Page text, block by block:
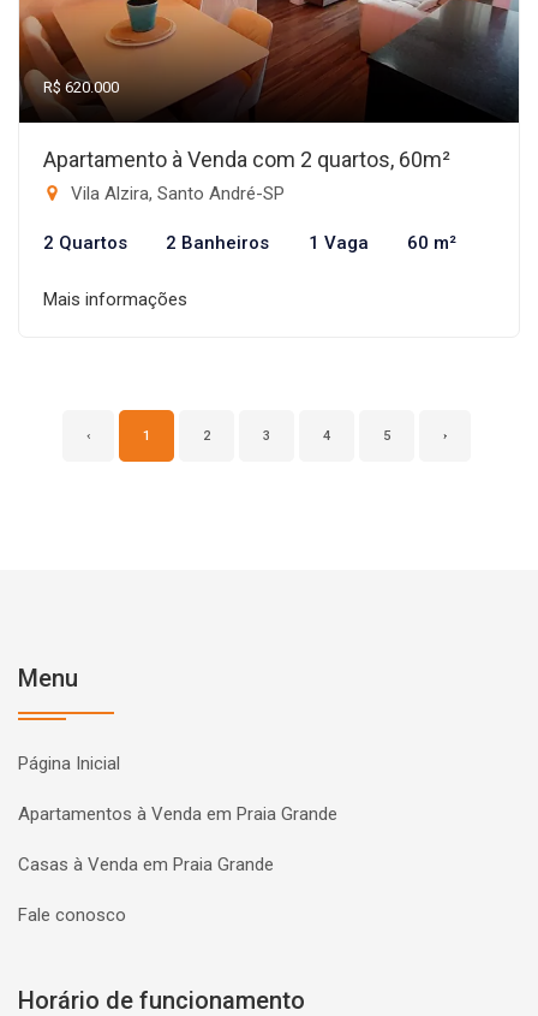
R$ 620.000
Apartamento à Venda com 2 quartos, 60m²
Vila Alzira, Santo André-SP
2 Quartos 2 Banheiros 1 Vaga 60 m²
Mais informações
‹ 1 2 3 4 5 ›
Menu
Página Inicial
Apartamentos à Venda em Praia Grande
Casas à Venda em Praia Grande
Fale conosco
Horário de funcionamento